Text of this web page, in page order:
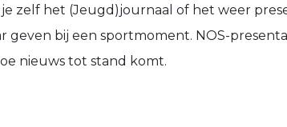
zelf het (Jeugd)journaal of het weer
bij een sportmoment. NOS-
nieuws tot stand komt.